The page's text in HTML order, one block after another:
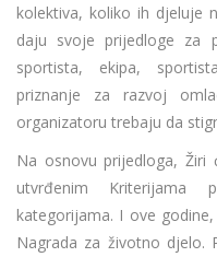
kolektiva, koliko ih djeluje
daju svoje prijedloge za
sportista, ekipa,
priznanje za razvoj
organizatoru trebaju da
Na osnovu prijedloga,
utvrđenim Kriterijama
kategorijama. I ove
Nagrada za životno djelo.